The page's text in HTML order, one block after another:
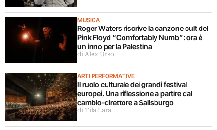
MUSICA
Roger Waters riscrive la canzone cult del
Pink Floyd “Comfortably Numb”: ora è
un inno per la Palestina
di Alex Urso
ARTI PERFORMATIVE
Il ruolo culturale dei grandi festival
europei. Una riflessione a partire dal
cambio-direttore a Salisburgo
di Tila Lara